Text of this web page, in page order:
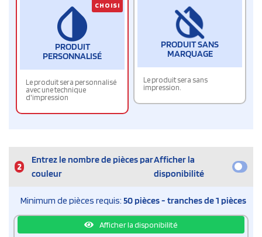
PRODUIT
PERSONNALISÉ
Le produit sera personnalisé
avec une technique
d'impression
CHOISI
PRODUIT SANS
MARQUAGE
Le produit sera sans
impression.
2
Entrez le nombre de pièces par
couleur
Afficher la
disponibilité
Minimum de pièces requis: 50 pièces - tranches de 1 pièces
Afficher la disponibilité